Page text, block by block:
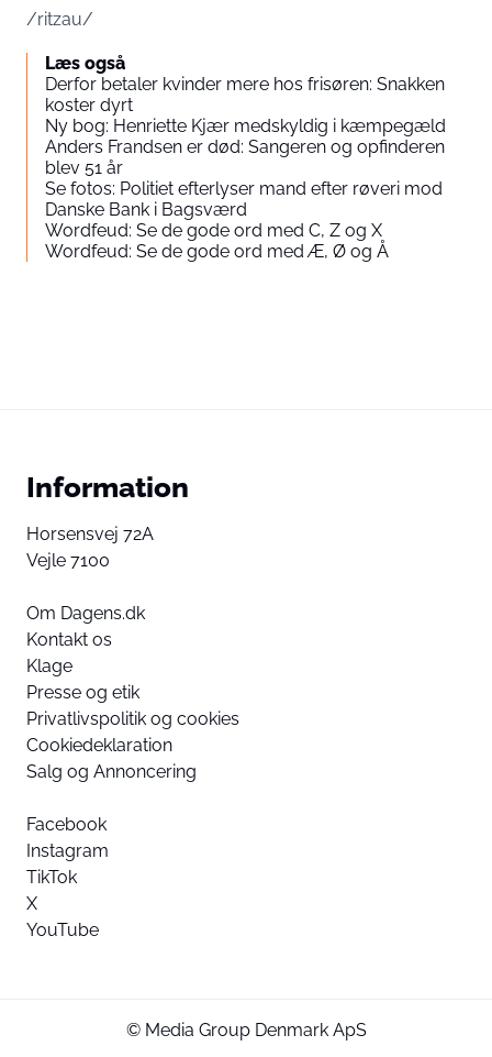
/ritzau/
Læs også
Derfor betaler kvinder mere hos frisøren: Snakken
koster dyrt
Ny bog: Henriette Kjær medskyldig i kæmpegæld
Anders Frandsen er død: Sangeren og opfinderen
blev 51 år
Se fotos: Politiet efterlyser mand efter røveri mod
Danske Bank i Bagsværd
Wordfeud: Se de gode ord med C, Z og X
Wordfeud: Se de gode ord med Æ, Ø og Å
Information
Horsensvej 72A
Vejle 7100
Om Dagens.dk
Kontakt os
Klage
Presse og etik
Privatlivspolitik og cookies
Cookiedeklaration
Salg og Annoncering
Facebook
Instagram
TikTok
X
YouTube
© Media Group Denmark ApS